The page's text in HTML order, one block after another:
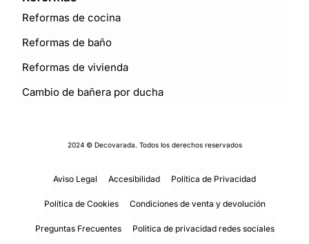
Reformas de cocina
Reformas de baño
Reformas de vivienda
Cambio de bañera por ducha
Aviso Legal Accesibilidad Política de Privacidad
Política de Cookies Condiciones de venta y devolución
Preguntas Frecuentes Politica de privacidad redes sociales
2024 © Decovarada. Todos los derechos reservados